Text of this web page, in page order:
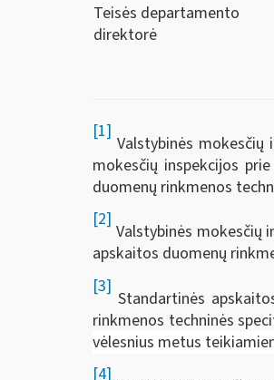
Teisės departamento
direktorė
[1]
Valstybinės mokesčių
mokesčių inspekcijos
duomenų rinkmenos
[2]
Valstybinės mokesčių
apskaitos duomenų
[3]
Standartinės
rinkmenos techninės
vėlesnius metus
[4]